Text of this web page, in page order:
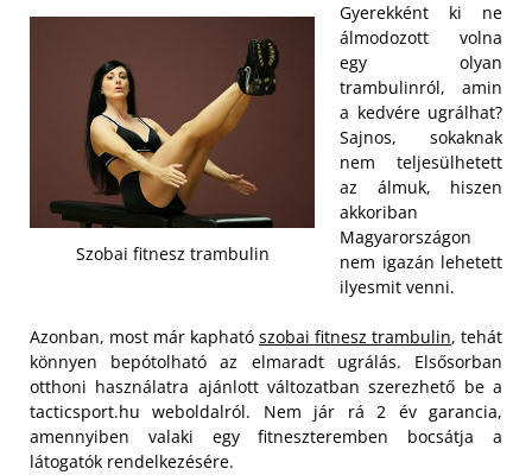
Szobai fitnesz trambulin
Gyerekként ki ne
álmodozott volna
egy olyan
trambulinról, amin
a kedvére ugrálhat?
Sajnos, sokaknak
nem teljesülhetett
az álmuk, hiszen
akkoriban
Magyarországon
nem igazán lehetett
ilyesmit venni.
Azonban, most már kapható szobai fitnesz trambulin, tehát
könnyen bepótolható az elmaradt ugrálás. Elsősorban
otthoni használatra ajánlott változatban szerezhető be a
tacticsport.hu weboldalról. Nem jár rá 2 év garancia,
amennyiben valaki egy fitneszteremben bocsátja a
látogatók rendelkezésére.